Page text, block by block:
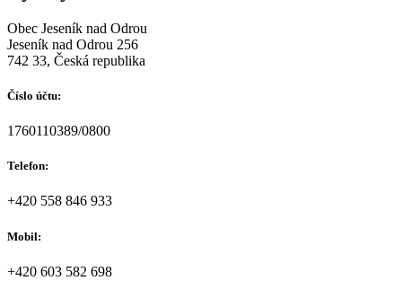
Obec Jeseník nad Odrou
Jeseník nad Odrou 256
742 33, Česká republika
Číslo účtu:
1760110389/0800
Telefon:
+420 558 846 933
Mobil:
+420 603 582 698